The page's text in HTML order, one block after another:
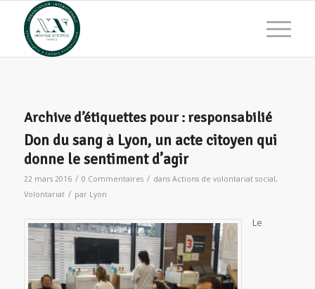
Archive d’étiquettes pour : responsabilié
Don du sang à Lyon, un acte citoyen qui
donne le sentiment d’agir
22 mars 2016 / 0 Commentaires / dans Actions de volontariat social,
Volontariat / par Lyon
Le